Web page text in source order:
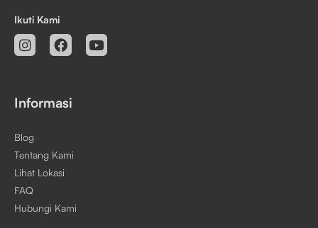
Ikuti Kami
Informasi
Blog
Tentang Kami
Lihat Lokasi
FAQ
Hubungi Kami